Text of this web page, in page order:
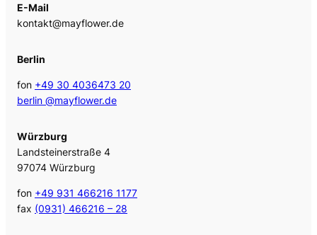
E-Mail
kontakt@mayflower.de
Berlin
fon +49 30 4036473 20
berlin @mayflower.de
Würzburg
Landsteinerstraße 4
97074 Würzburg
fon +49 931 466216 1177
fax (0931) 466216 – 28